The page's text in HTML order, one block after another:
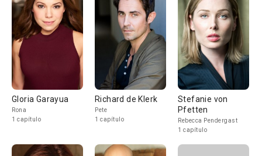
Gloria Garayua
Rona
1 capítulo
Richard de Klerk
Pete
1 capítulo
Stefanie von
Pfetten
Rebecca Pendergast
1 capítulo